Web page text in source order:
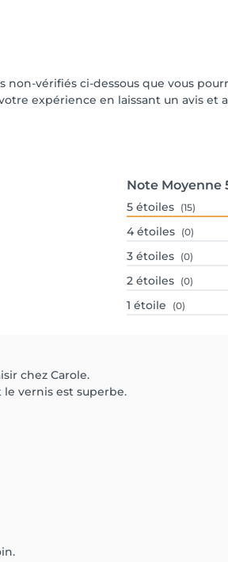
non-vérifiés ci-dessous que vous
expérience en laissant un avis
Note Moyenne
5 étoiles (15)
4 étoiles (0)
3 étoiles (0)
2 étoiles (0)
1 étoile (0)
chez Carole.
vernis est superbe.